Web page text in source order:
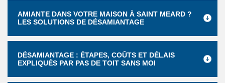
AMIANTE DANS VOTRE MAISON À SAINT MEARD ?
LES SOLUTIONS DE DÉSAMIANTAGE
DÉSAMIANTAGE : ÉTAPES, COÛTS ET DÉLAIS
EXPLIQUÉS PAR PAS DE TOIT SANS MOI